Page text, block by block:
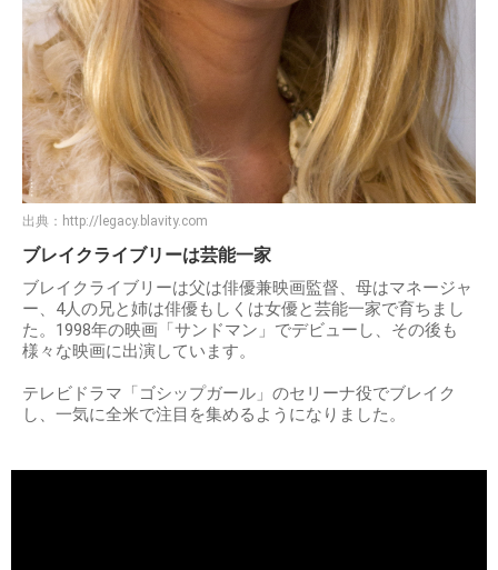
出典： http://legacy.blavity.com
ブレイクライブリーは芸能一家
ブレイクライブリーは父は俳優兼映画監督、母はマネージャ
ー、4人の兄と姉は俳優もしくは女優と芸能一家で育ちまし
た。1998年の映画「サンドマン」でデビューし、その後も
様々な映画に出演しています。
テレビドラマ「ゴシップガール」のセリーナ役でブレイク
し、一気に全米で注目を集めるようになりました。